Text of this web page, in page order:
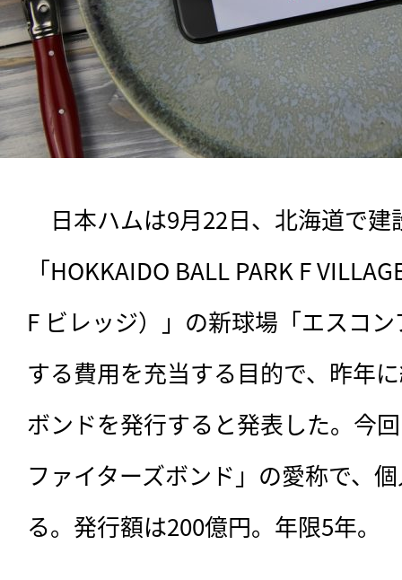
日本ハムは9月22日、北海道で建
「HOKKAIDO BALL PARK F
F ビレッジ）」の新球場「エスコ
する費用を充当する目的で、昨年
ボンドを発行すると発表した。今
ファイターズボンド」の愛称で、
る。発行額は200億円。年限5年。